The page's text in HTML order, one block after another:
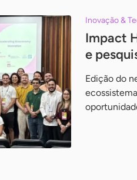
Inovação &
Impact
e
Edição do